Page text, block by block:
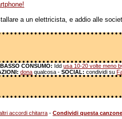
a un elettricista, e addio alle
BASSO CONSUMO: Iddusa 10-20 volte meno
dona qualcosa -SOCIAL: condividi su
accordi chitarra - Condividi questa